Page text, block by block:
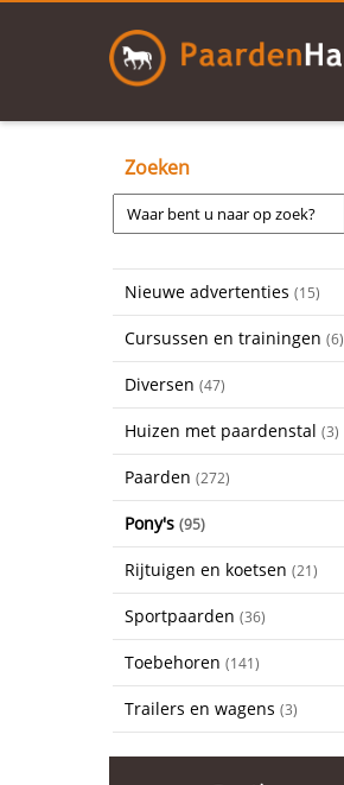
Zoeken
Nieuwe advertenties (15)
Cursussen en trainingen (6)
Diversen (47)
Huizen met paardenstal (3)
Paarden (272)
Pony's (95)
Rijtuigen en koetsen (21)
Sportpaarden (36)
Toebehoren (141)
Trailers en wagens (3)